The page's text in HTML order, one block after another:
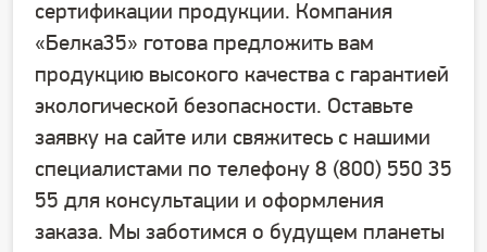
сертификации продукции. Компания
«Белка35» готова предложить вам
продукцию высокого качества с гарантией
экологической безопасности. Оставьте
заявку на сайте или свяжитесь с нашими
специалистами по телефону 8 (800) 550 35
55 для консультации и оформления
заказа. Мы заботимся о будущем планеты